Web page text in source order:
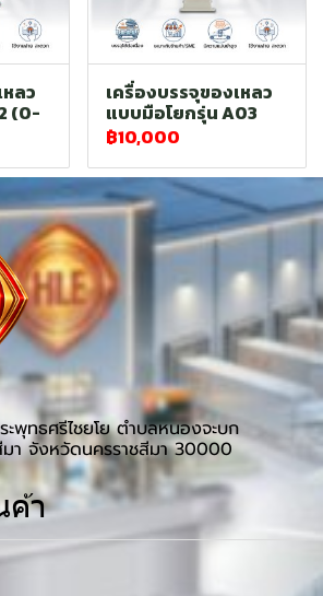
ลว
(0-
เครื่องบรรจุของเหลว
แบบมือโยกรุ่น A03
฿10,000
พุทธศรีไชยโย ตำบลหนองจะบก
มา จังหวัดนครราชสีมา 30000
ค้า